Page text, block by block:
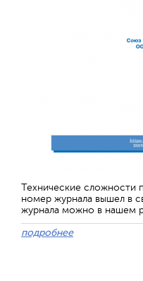
Технические сложности
номер журнала вышел в
журнала можно в нашем
подробнее